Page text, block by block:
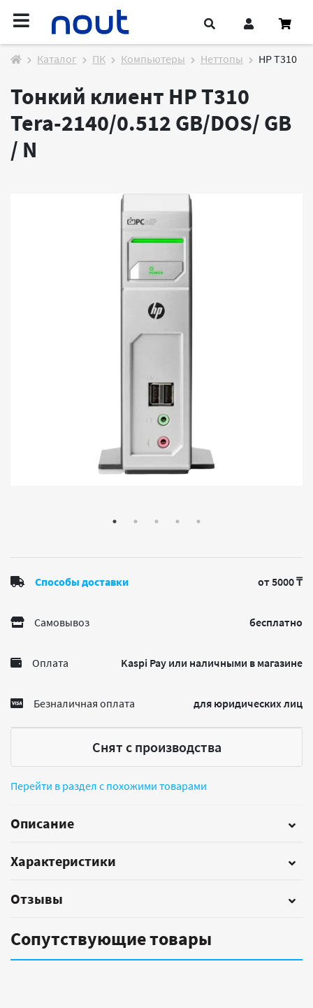
Каталог ПК Компьютеры Неттопы HP Т310
Тонкий клиент HP Т310
Tera-2140/0.512 GB/DOS/ GB
/ N
Способы доставки от 5000 ₸
Самовывоз бесплатно
Оплата Kaspi Pay или наличными в магазине
Безналичная оплата для юридических лиц
Снят с производства
Перейти в раздел с похожими товарами
Описание
Характеристики
Отзывы
Сопутствующие товары